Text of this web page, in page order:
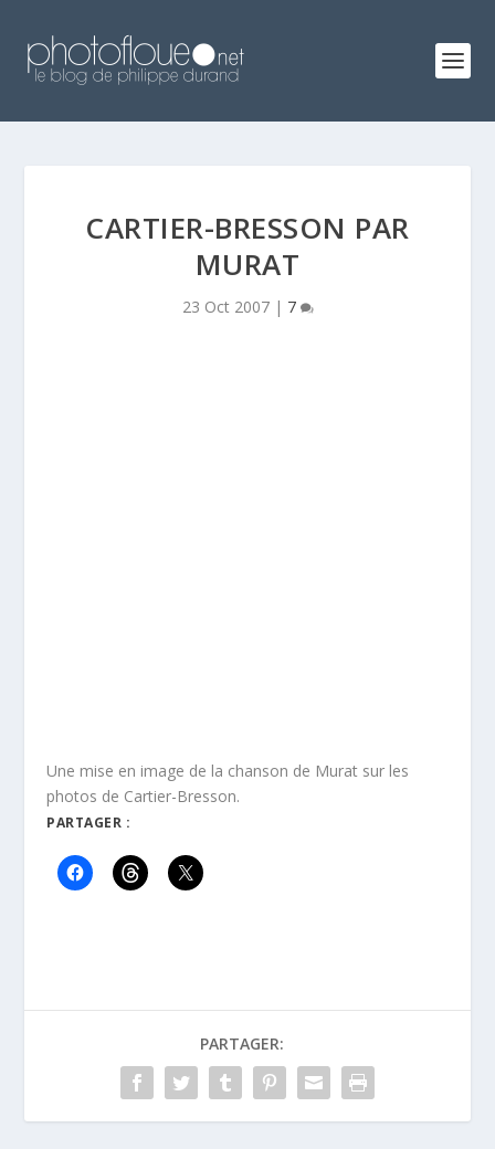
CARTIER-BRESSON PAR
MURAT
23 Oct 2007| 7
Une mise en image de la chanson de Murat sur les
photos de Cartier-Bresson.
PARTAGER :
PARTAGER: